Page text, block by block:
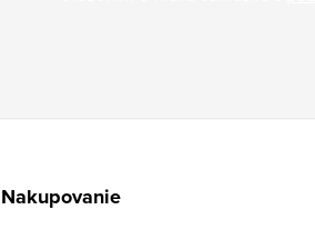
Nakupovanie